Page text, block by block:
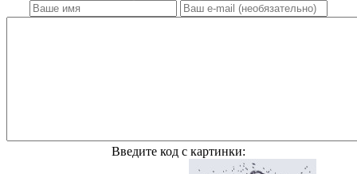
Введите код с картинки: